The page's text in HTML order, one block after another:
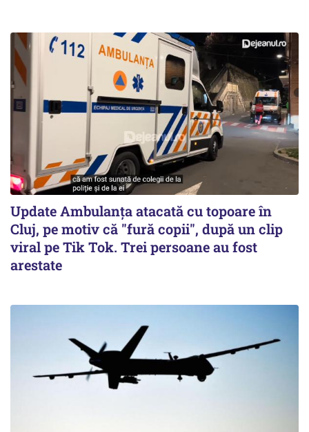
Update Ambulanța atacată cu topoare în
Cluj, pe motiv că "fură copii", după un clip
viral pe Tik Tok. Trei persoane au fost
arestate